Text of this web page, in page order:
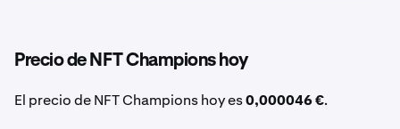
Precio de NFT Champions hoy
El precio de NFT Champions hoy es0,000046 €.